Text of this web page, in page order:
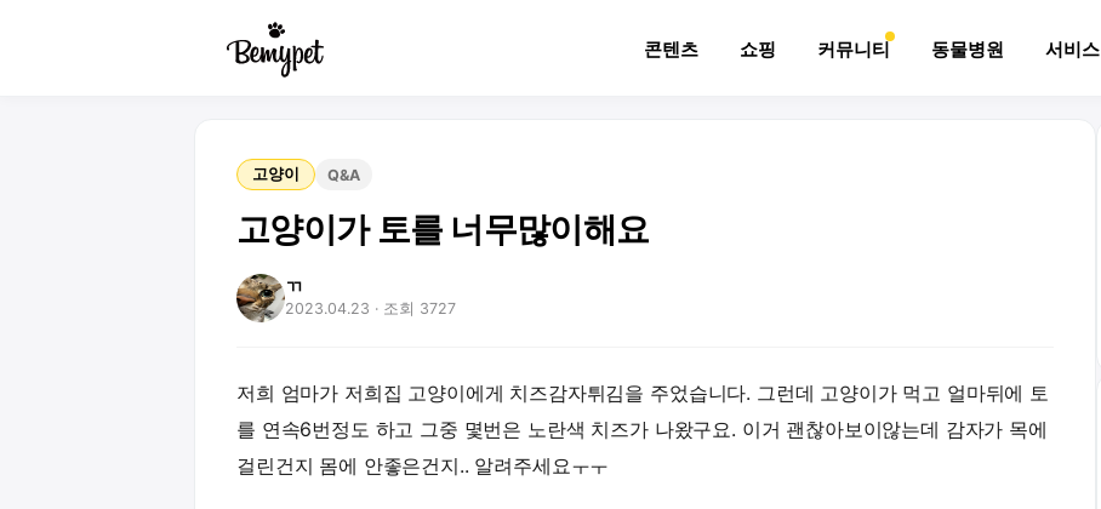
콘텐츠 쇼핑 커뮤니티 동물병원 서비스
고양이 Q&A
고양이가 토를 너무많이해요
ㄲ
2023.04.23 · 조회 3727
저희 엄마가 저희집 고양이에게 치즈감자튀김을 주었습니다. 그런데 고양이가 먹고 얼마뒤에 토
를 연속6번정도 하고 그중 몇번은 노란색 치즈가 나왔구요. 이거 괜찮아보이않는데 감자가 목에
걸린건지 몸에 안좋은건지.. 알려주세요ㅜㅜ